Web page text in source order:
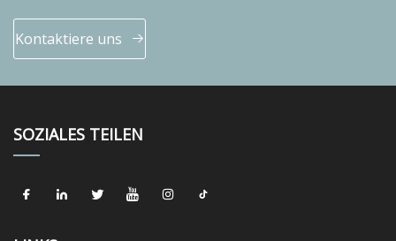
Kontaktiere uns
SOZIALES TEILEN